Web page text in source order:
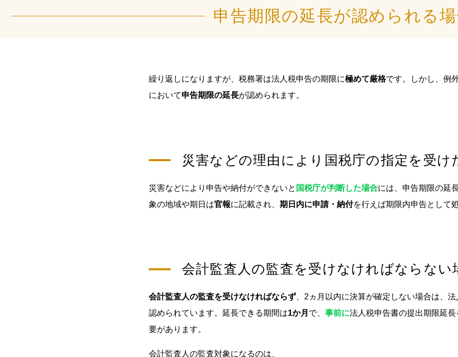
申告期限の延長が認められる
繰り返しになりますが、税務署は法人税申告の期限に極めて厳格です。しかし、例
において申告期限の延長が認められます。
災害などの理由により国税庁の指定を受け
災害などにより申告や納付ができないと 国税庁が判断した場合には、申告期限の延
象の地域や期日は官報に記載され、期日内に申請・納付を行えば期限内申告として
会計監査人の監査を受けなければならない
会計監査人の監査を受けなければならず 、2ヵ月以内に決算が確定しない場合は、
認められています。延長できる期間は1か月 で、事前に法人税申告書の提出期限延
要があります。
会計監査人の監査対象になるのは、